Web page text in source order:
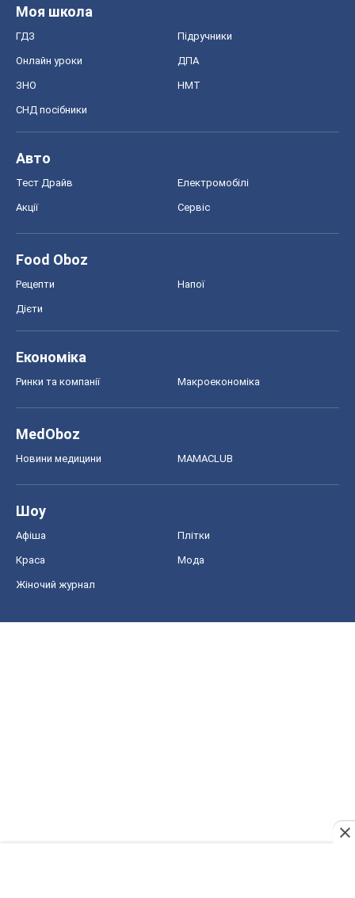
Моя школа
ГДЗ Підручники
Онлайн уроки ДПА
ЗНО НМТ
СНД посібники
Авто
Тест Драйв Електромобілі
Акції Сервіс
Food Oboz
Рецепти Напої
Дієти
Економіка
Ринки та компанії Макроекономіка
MedOboz
Новини медицини MAMACLUB
Шоу
Афіша Плітки
Краса Мода
Жіночий журнал